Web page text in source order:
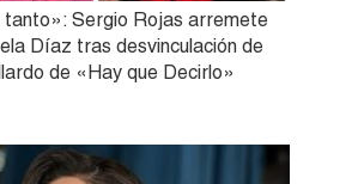
Sergio Rojas arremete
Díaz tras desvinculación de
de «Hay que Decirlo»